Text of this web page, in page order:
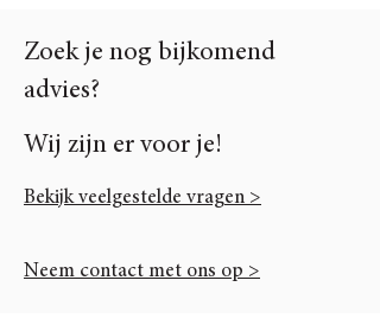
Zoek je nog bijkomend
advies?
Wij zijn er voor je!
Bekijk veelgestelde vragen >
Neem contact met ons op >